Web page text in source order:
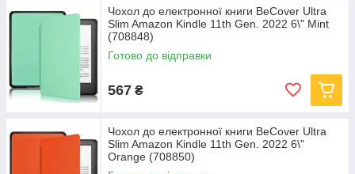
Чохол до електронної книги BeCover Ultra
Slim Amazon Kindle 11th Gen. 2022 6\" Mint
(708848)
Готово до відправки
567 ₴
Чохол до електронної книги BeCover Ultra
Slim Amazon Kindle 11th Gen. 2022 6\"
Orange (708850)